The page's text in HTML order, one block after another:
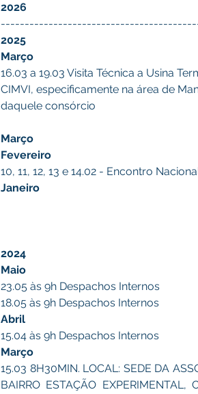
2026
2025
Março
16.03 a 19.03 Visita Técnica a Usina
CIMVI, especificamente na área de
daquele consórcio
Março
Fevereiro
10, 11, 12, 13 e 14.02 - Encontro
Janeiro
2024
Maio
23.05 às 9h Despachos Internos
18.05 às 9h Despachos Internos
Abril
15.04 às 9h Despachos Internos
Março
15.03 8H30MIN. LOCAL: SEDE DA
BAIRRO ESTAÇÃO